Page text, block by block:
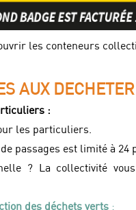
les conteneurs
AUX
:
les particuliers.
passages est limité à 24
? La collectivité vous
des déchets verts :